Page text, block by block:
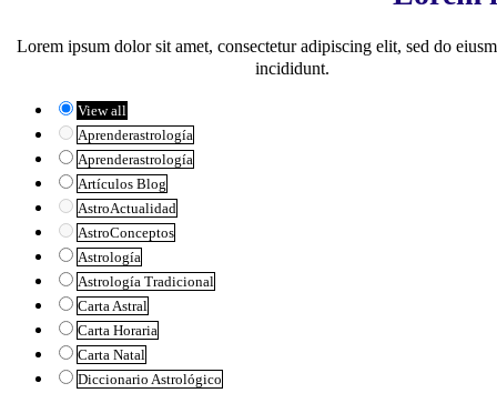
Lorem ipsum dolor sit amet, consectetur adipiscing elit, sed do
incididunt.
View all
Aprenderastrología
Aprenderastrología
Artículos Blog
AstroActualidad
AstroConceptos
Astrología
Astrología Tradicional
Carta Astral
Carta Horaria
Carta Natal
Diccionario Astrológico